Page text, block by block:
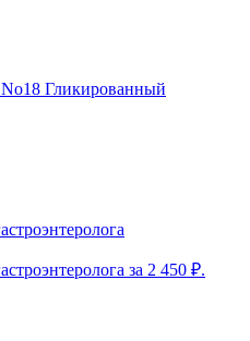
Гликированный
за 2 450 ₽.